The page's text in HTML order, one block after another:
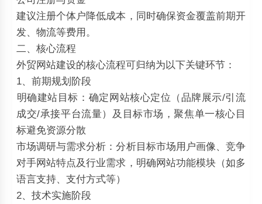
建议注册个体户降低成本，同时确保资金覆盖前期开
发、物流等费用。
二、核心流程
外贸网站建设的核心流程可归纳为以下关键环节：
1、前期规划阶段
‌明确建站目标‌：确定网站核心定位（品牌展示/引流
成交/承接平台流量）及目标市场，聚焦单一核心目
标避免资源分散
‌市场调研与需求分析‌：分析目标市场用户画像、竞争
对手网站特点及行业需求，明确网站功能模块（如多
语言支持、支付方式等）
2、技术实施阶段